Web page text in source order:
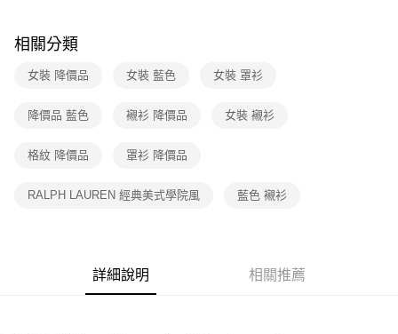
※ 請注意：結帳手續完成當下不需立刻繳費，但若您需要取消訂單，請聯絡
購買商品的店家。未經商家同意取消之訂單仍視為有效，需透過AFTEE先享
後付繳納相關費用。
客戶支援中心」
https://netprotections.freshdesk.com/support/home
【注意事項】
權轉讓予恩沛科技股份有限公司。
４．使用「AFTEE先享後付」時，將依據個別帳號之用戶狀況，依本公司即
付款後7-11取貨
免運費
宅配
相關分類
女裝 降價品 女裝 藍色 女裝 罩衫
降價品 藍色 襯衫 降價品 女裝 襯衫
格紋 降價品 罩衫 降價品
RALPH LAUREN 經典美式學院風 藍色 襯衫
詳細說明 相關推薦